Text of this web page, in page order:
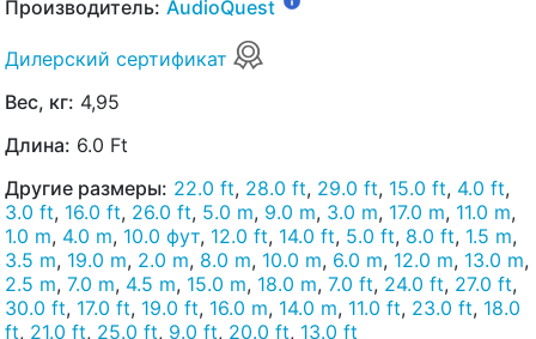
Производитель: AudioQuest
Дилерский сертификат
Вес, кг: 4,95
Длина: 6.0 Ft
Другие размеры: 22.0 ft, 28.0 ft, 29.0 ft, 15.0 ft, 4.0 ft,
3.0 ft, 16.0 ft, 26.0 ft, 5.0 m, 9.0 m, 3.0 m, 17.0 m, 11.0 m,
1.0 m, 4.0 m, 10.0 фут, 12.0 ft, 14.0 ft, 5.0 ft, 8.0 ft, 1.5 m,
3.5 m, 19.0 m, 2.0 m, 8.0 m, 10.0 m, 6.0 m, 12.0 m, 13.0 m,
2.5 m, 7.0 m, 4.5 m, 15.0 m, 18.0 m, 7.0 ft, 24.0 ft, 27.0 ft,
30.0 ft, 17.0 ft, 19.0 ft, 16.0 m, 14.0 m, 11.0 ft, 23.0 ft, 18.0
ft, 21.0 ft, 25.0 ft, 9.0 ft, 20.0 ft, 13.0 ft